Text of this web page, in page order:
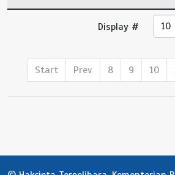
Display #
Start Prev 8 9 10